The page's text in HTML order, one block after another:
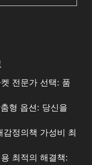
전문가 선택: 품
형 옵션: 당신을
감정의책 가성비 최
최적의 해결책: